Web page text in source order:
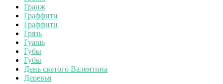
Гранж
Граффити
Граффити
Грязь
Гуашь
Губы
Губы
День святого Валентина
Деревья